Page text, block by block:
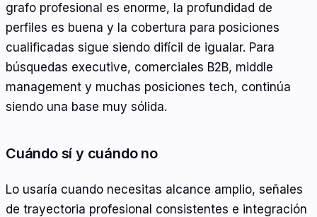
grafo profesional es enorme, la profundidad de
perfiles es buena y la cobertura para posiciones
cualificadas sigue siendo difícil de igualar. Para
búsquedas executive, comerciales B2B, middle
management y muchas posiciones tech, continúa
siendo una base muy sólida.
Cuándo sí y cuándo no
Lo usaría cuando necesitas alcance amplio, señales
de trayectoria profesional consistentes e integración